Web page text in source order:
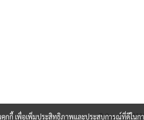
© Copyright
คุกกี้ เพื่อเพิ่มประสิทธิภาพและประสบการณ์ที่ดีในก